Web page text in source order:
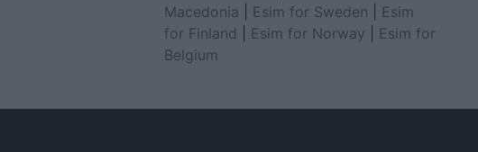
Macedonia
Esim for Sweden
Esim
for Finland
Esim for Norway
Esim for
Belgium